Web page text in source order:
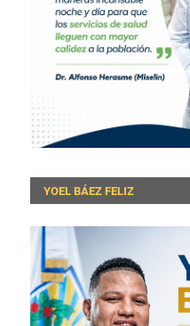
YOEL BÁEZ FELIZ